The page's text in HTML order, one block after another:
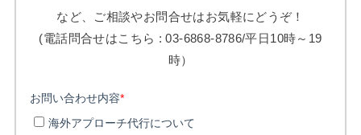
など、ご相談やお問合せはお気軽にどうぞ！
(電話問合せはこちら : 03-6868-8786/平日10時～19
時）